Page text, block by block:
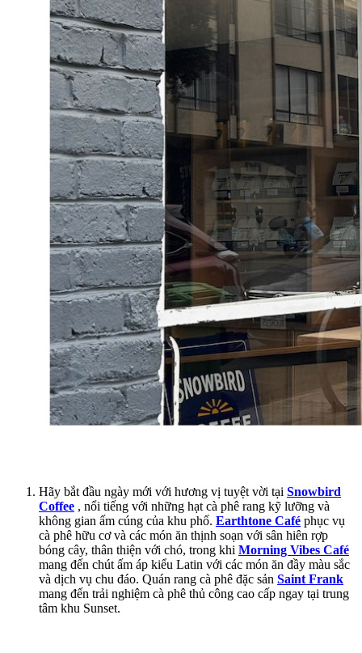
Hãy bắt đầu ngày mới với hương vị tuyệt vời tại Snowbird
Coffee , nổi tiếng với những hạt cà phê rang kỹ lưỡng và
không gian ấm cúng của khu phố. Earthtone Café phục vụ
cà phê hữu cơ và các món ăn thịnh soạn với sân hiên rợp
bóng cây, thân thiện với chó, trong khi Morning Vibes Café
mang đến chút ấm áp kiểu Latin với các món ăn đầy màu sắc
và dịch vụ chu đáo. Quán rang cà phê đặc sản Saint Frank
mang đến trải nghiệm cà phê thủ công cao cấp ngay tại trung
tâm khu Sunset.